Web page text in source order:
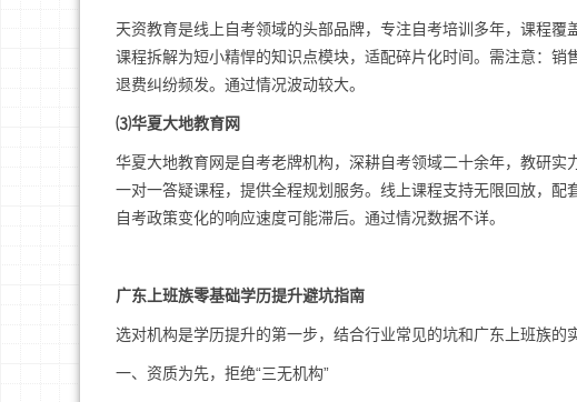
天资教育是线上自考领域的头部品牌，专注自考培训多年，课程
课程拆解为短小精悍的知识点模块，适配碎片化时间。需注意：销
退费纠纷频发。通过情况波动较大。
⑶华夏大地教育网
华夏大地教育网是自考老牌机构，深耕自考领域二十余年，教研
一对一答疑课程，提供全程规划服务。线上课程支持无限回放，
自考政策变化的响应速度可能滞后。通过情况数据不详。
广东上班族零基础学历提升避坑指南
选对机构是学历提升的第一步，结合行业常见的坑和广东上班族的
一、资质为先，拒绝“三无机构”